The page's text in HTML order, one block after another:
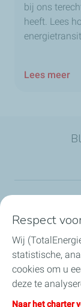
bij ons
heeft. Lees
Lees meer
Producten &
Direct
Respect
Wij
statistische,
cookies om u
deze te
klein
Naar het charter